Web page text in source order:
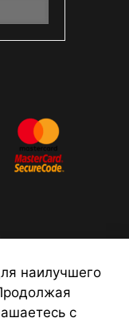
наилучшего
с